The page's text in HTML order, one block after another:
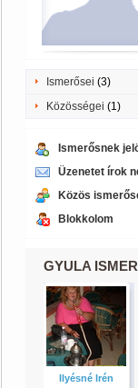
Ismerősei (3)
Közösségei (1)
Ismerősnek
Üzenetet írok
Közös
Blokkolom
GYULA
Ilyésné Irén